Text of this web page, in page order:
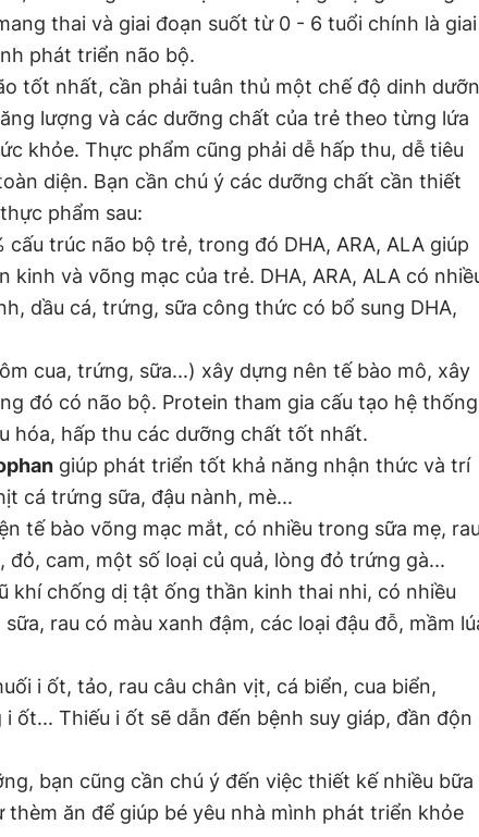
thai và giai đoạn suốt từ 0 - 6 tuổi chính là giai
phát triển não bộ.
tốt nhất, cần phải tuân thủ một chế độ dinh
lượng và các dưỡng chất của trẻ theo từng lứa
khỏe. Thực phẩm cũng phải dễ hấp thu, dễ tiêu
diện. Bạn cần chú ý các dưỡng chất cần thiết
phẩm sau:
cấu trúc não bộ trẻ, trong đó DHA, ARA, ALA giúp
kinh và võng mạc của trẻ. DHA, ARA, ALA có
dầu cá, trứng, sữa công thức có bổ sung DHA,
cua, trứng, sữa...) xây dựng nên tế bào mô, xây
đó có não bộ. Protein tham gia cấu tạo hệ thống
hóa, hấp thu các dưỡng chất tốt nhất.
giúp phát triển tốt khả năng nhận thức và trí
cá trứng sữa, đậu nành, mè...
tế bào võng mạc mắt, có nhiều trong sữa mẹ, rau
đỏ, cam, một số loại củ quả, lòng đỏ trứng gà...
khí chống dị tật ống thần kinh thai nhi, có nhiều
rau có màu xanh đậm, các loại đậu đỗ, mầm
i ốt, tảo, rau câu chân vịt, cá biển, cua biển,
ốt... Thiếu i ốt sẽ dẫn đến bệnh suy giáp, đần độn
bạn cũng cần chú ý đến việc thiết kế nhiều bữa
thèm ăn để giúp bé yêu nhà mình phát triển khỏe